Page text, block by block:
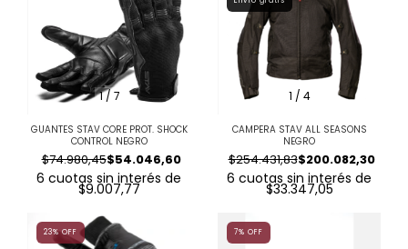
1/ 7
GUANTES STAV CORE PROT. SHOCK
CONTROL NEGRO
$54.046,60
$74.980,45
6 cuotas sin interés de
$9.007,77
1 / 4
CAMPERA STAV ALL SEASONS
NEGRO
$200.082,30
$254.431,83
6 cuotas sin interés de
$33.347,05
23%OFF 7% OFF